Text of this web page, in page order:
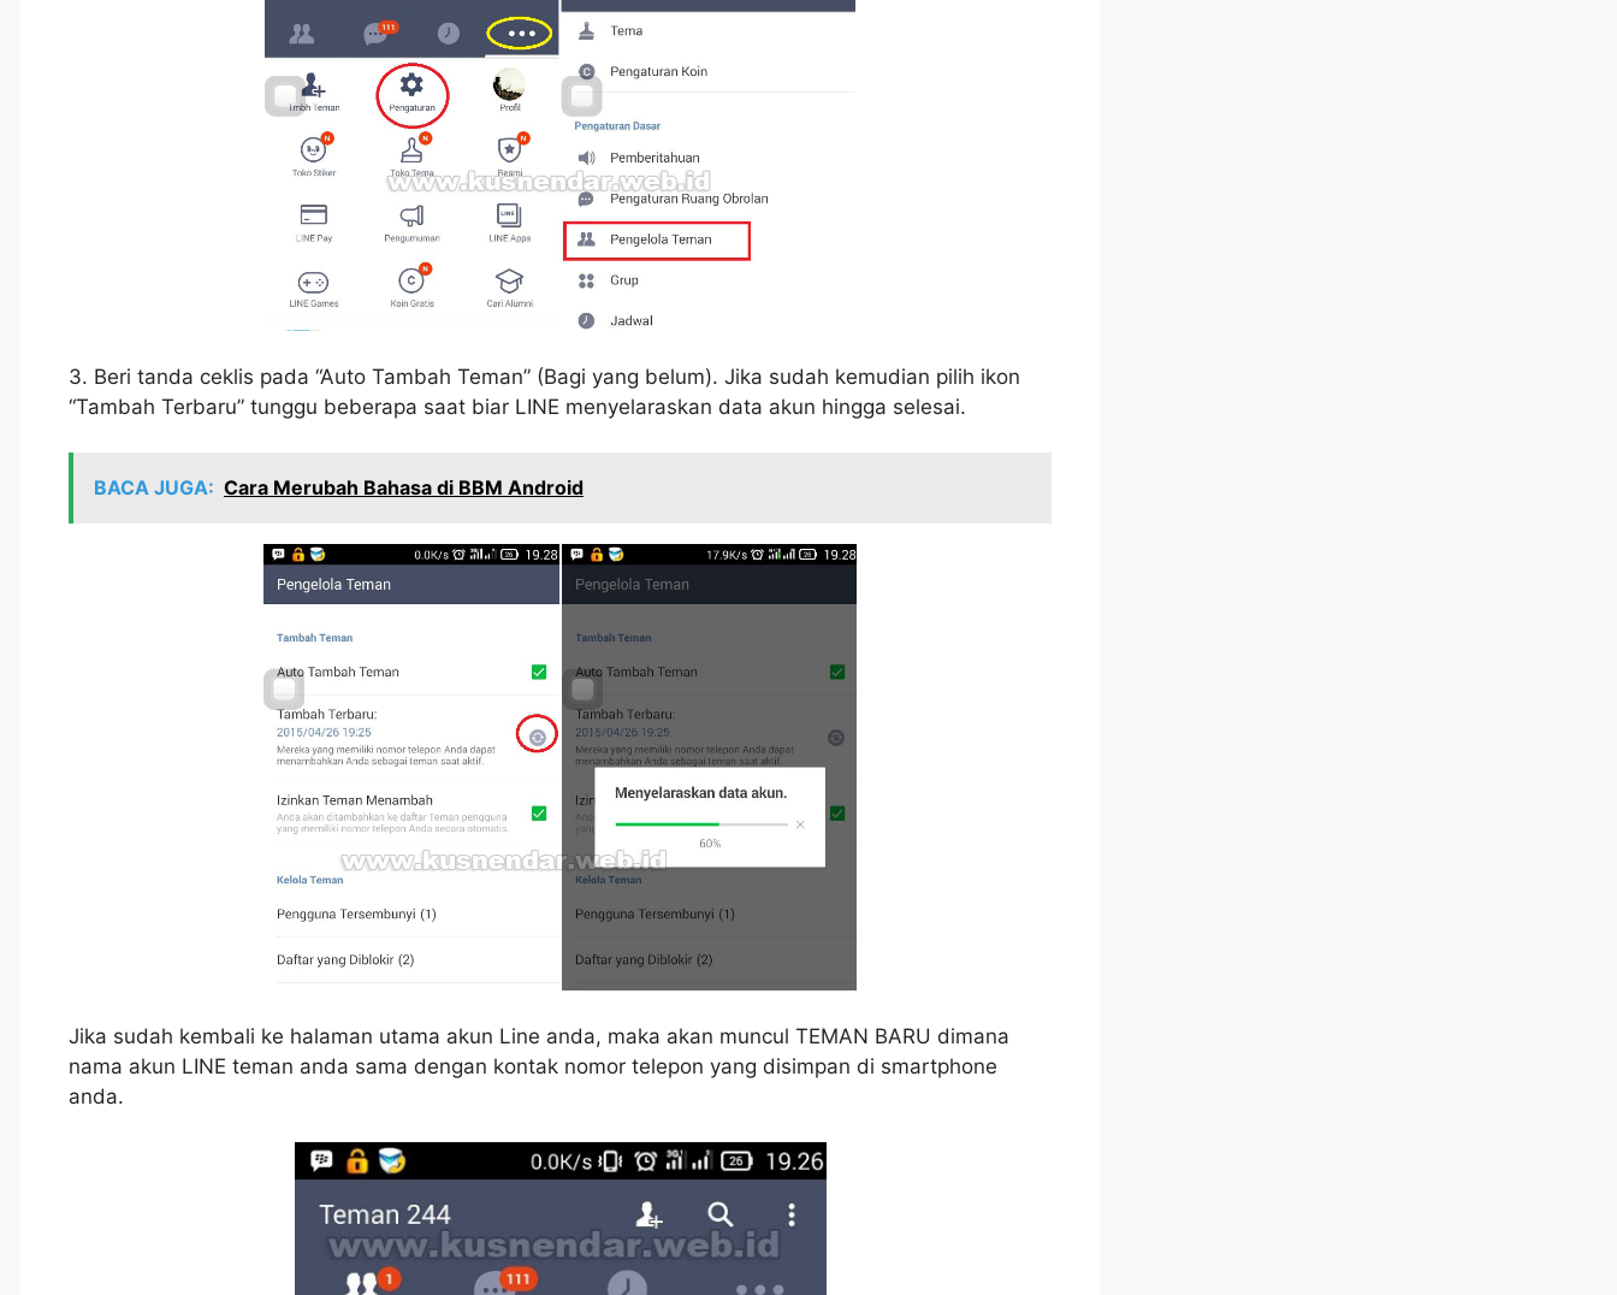
3. Beri tanda ceklis pada “Auto Tambah Teman” (Bagi yang belum). Jika sudah kemudian pilih ikon
“Tambah Terbaru” tunggu beberapa saat biar LINE menyelaraskan data akun hingga selesai.
BACA JUGA: Cara Merubah Bahasa di BBM Android
Jika sudah kembali ke halaman utama akun Line anda, maka akan muncul TEMAN BARU dimana
nama akun LINE teman anda sama dengan kontak nomor telepon yang disimpan di smartphone
anda.